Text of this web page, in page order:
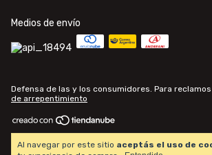
Al navegar por este sitio aceptás el uso de
Medios de envío
Defensa de las y los consumidores. Para reclamos
de arrepentimiento
derechos reservados.